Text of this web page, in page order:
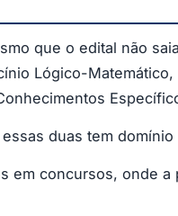
que o edital não
Lógico-
duas tem
concursos, onde